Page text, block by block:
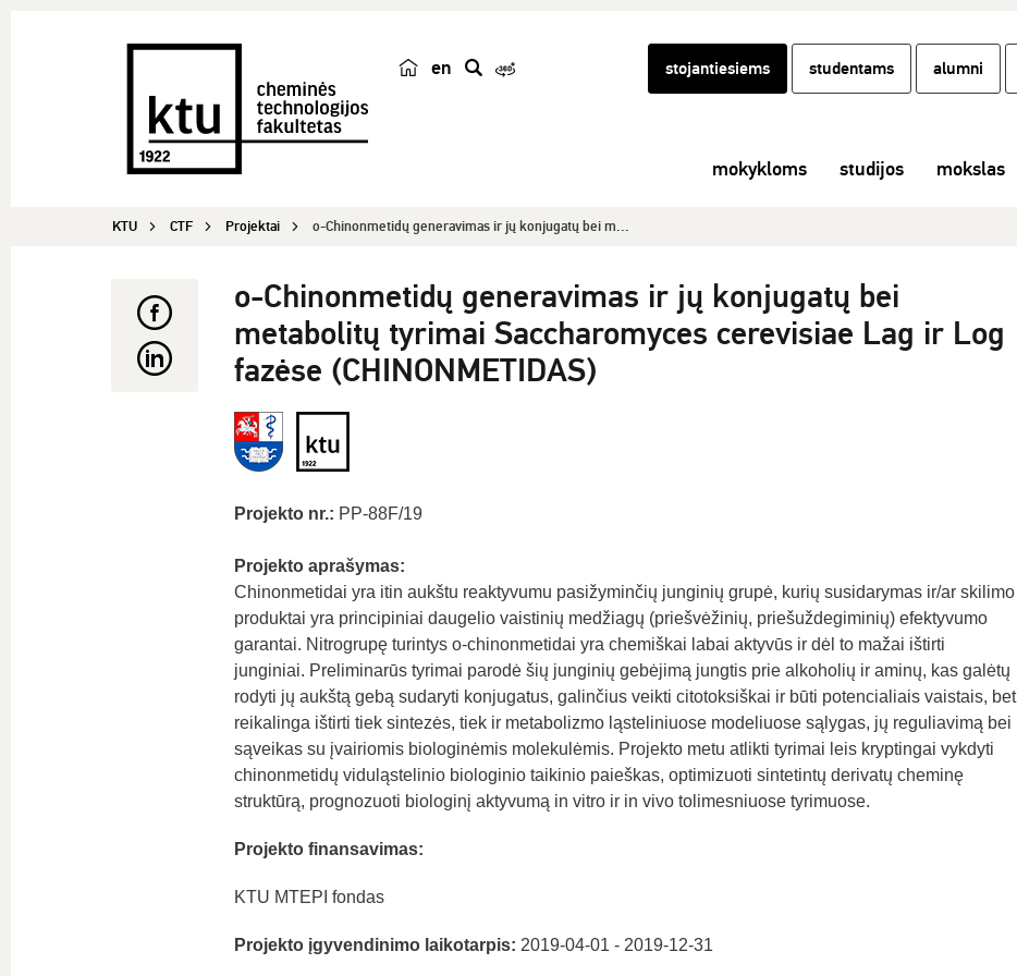
en
k
stojantiesiems studentams alumni
mokykloms studijos mokslas
KTU CTF Projektai o-Chinonmetidų generavimas ir jų konjugatų bei m...
o-Chinonmetidų generavimas ir jų konjugatų bei
metabolitų tyrimai Saccharomyces cerevisiae Lag ir Log
fazėse (CHINONMETIDAS)
Projekto nr.: PP-88F/19
Projekto aprašymas:
Chinonmetidai yra itin aukštu reaktyvumu pasižyminčių junginių grupė, kurių susidarymas ir/ar skilimo
produktai yra principiniai daugelio vaistinių medžiagų (priešvėžinių, priešuždegiminių) efektyvumo
garantai. Nitrogrupę turintys o-chinonmetidai yra chemiškai labai aktyvūs ir dėl to mažai ištirti
junginiai. Preliminarūs tyrimai parodė šių junginių gebėjimą jungtis prie alkoholių ir aminų, kas galėtų
rodyti jų aukštą gebą sudaryti konjugatus, galinčius veikti citotoksiškai ir būti potencialiais vaistais, bet
reikalinga ištirti tiek sintezės, tiek ir metabolizmo ląsteliniuose modeliuose sąlygas, jų reguliavimą bei
sąveikas su įvairiomis biologinėmis molekulėmis. Projekto metu atlikti tyrimai leis kryptingai vykdyti
chinonmetidų viduląstelinio biologinio taikinio paieškas, optimizuoti sintetintų derivatų cheminę
struktūrą, prognozuoti biologinį aktyvumą in vitro ir in vivo tolimesniuose tyrimuose.
Projekto finansavimas:
KTU MTEPI fondas
Projekto įgyvendinimo laikotarpis: 2019-04-01 - 2019-12-31